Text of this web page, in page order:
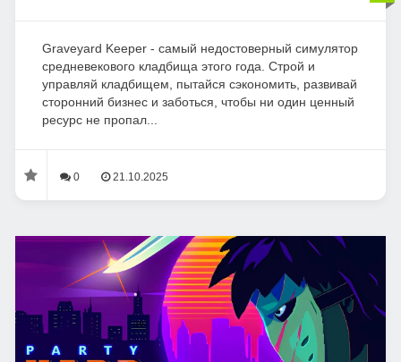
Graveyard Keeper - самый недостоверный симулятор
средневекового кладбища этого года. Строй и
управляй кладбищем, пытайся сэкономить, развивай
сторонний бизнес и заботься, чтобы ни один ценный
ресурс не пропал...
0 21.10.2025